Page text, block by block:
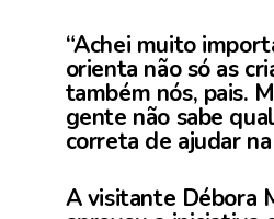
“Achei muito
orienta não só as
também nós, pais.
gente não sabe
correta de ajudar na
A visitante Débora